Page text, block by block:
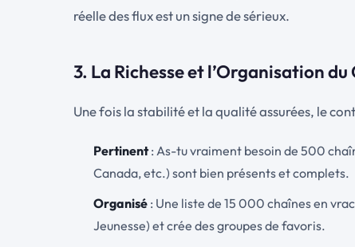
réelle des flux est un signe de sérieux.
3. La Richesse et l’Organisation
Une fois la stabilité et la qualité assurées, le
Pertinent: As-tu vraiment besoin de 500
Canada, etc.) sont bien présents et complets.
Organisé : Une liste de 15 000 chaînes en
Jeunesse) et crée des groupes de favoris.